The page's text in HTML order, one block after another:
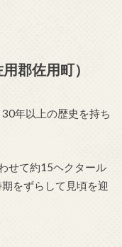
郡佐用町）
年以上の歴史を持ち
せて約15ヘクタール
をずらして見頃を迎